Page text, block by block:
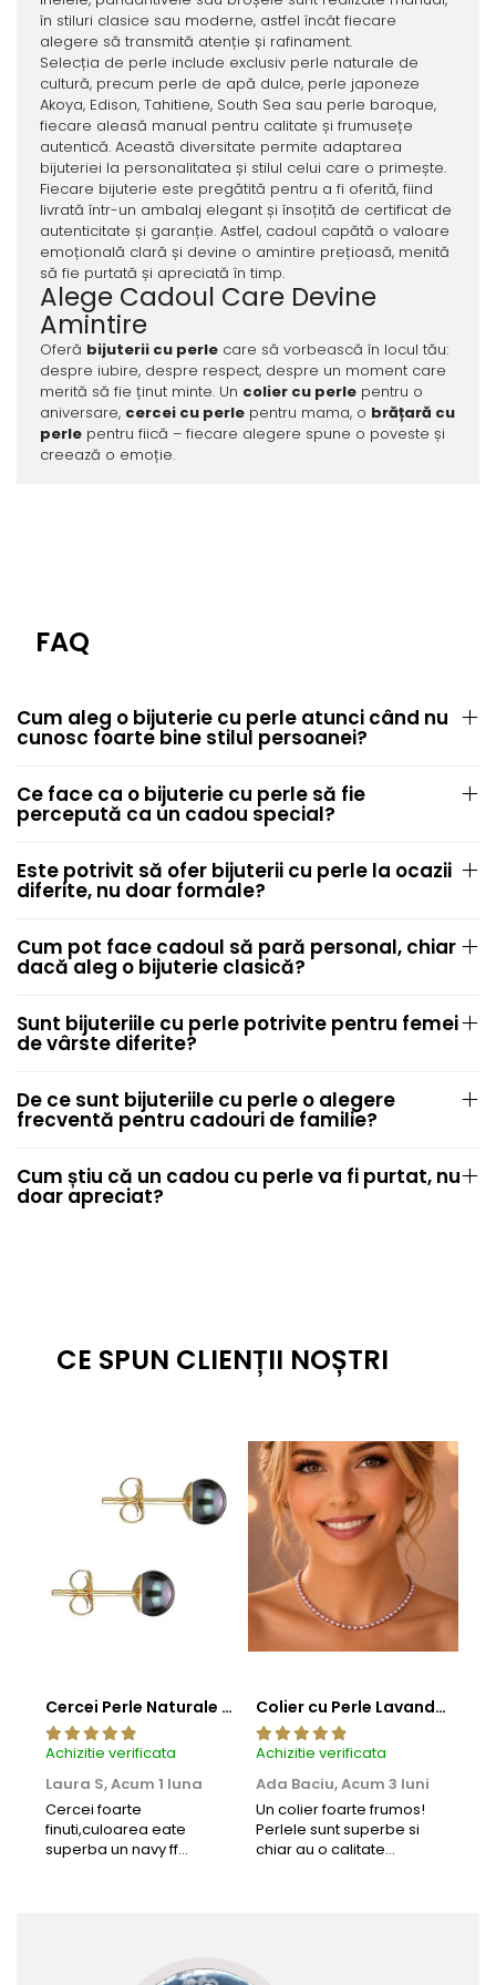
în stiluri clasice sau moderne, astfel încât fiecare
alegere să transmită atenție și rafinament.
Selecția de perle include exclusiv perle naturale de
cultură, precum perle de apă dulce, perle japoneze
Akoya, Edison, Tahitiene, South Sea sau perle baroque,
fiecare aleasă manual pentru calitate și frumusețe
autentică. Această diversitate permite adaptarea
bijuteriei la personalitatea și stilul celui care o primește.
Fiecare bijuterie este pregătită pentru a fi oferită, fiind
livrată într-un ambalaj elegant și însoțită de certificat de
autenticitate și garanție. Astfel, cadoul capătă o valoare
emoțională clară și devine o amintire prețioasă, menită
să fie purtată și apreciată în timp.
Alege Cadoul Care Devine
Amintire
Oferă bijuterii cu perlecare să vorbească în locul tău:
despre iubire, despre respect, despre un moment care
merită să fie ținut minte. Un colier cu perlepentru o
aniversare, cercei cu perlepentru mama, o brățară cu
perlepentru fiică – fiecare alegere spune o poveste și
creează o emoție.
FAQ
Cum aleg o bijuterie cu perle atunci când nu
cunosc foarte bine stilul persoanei?
Ce face ca o bijuterie cu perle să fie
percepută ca un cadou special?
Este potrivit să ofer bijuterii cu perle la ocazii
diferite, nu doar formale?
Cum pot face cadoul să pară personal, chiar
dacă aleg o bijuterie clasică?
Sunt bijuteriile cu perle potrivite pentru femei
de vârste diferite?
De ce sunt bijuteriile cu perle o alegere
frecventă pentru cadouri de familie?
Cum știu că un cadou cu perle va fi purtat, nu
doar apreciat?
CE SPUN CLIENȚII NOȘTRI
Cercei Perle Naturale Negre 5-6 mm, Buton AAA, Aur 14K (aur 585), Tip Șurub | KASKADDA®
Achizitie verificata
Laura S,Acum 1 luna
Cercei foarte
finuti,culoarea eate
superba un navy ff
Colier cu Perle Lavanda la Baza Gatului, de 4-5 mm, Perle Rare, Calitate AAA+, Aur 14K | KASKADDA®
Achizitie verificata
Ada Baciu,Acum 3 luni
Un colier foarte frumos!
Perlele sunt superbe si
chiar au o calitate